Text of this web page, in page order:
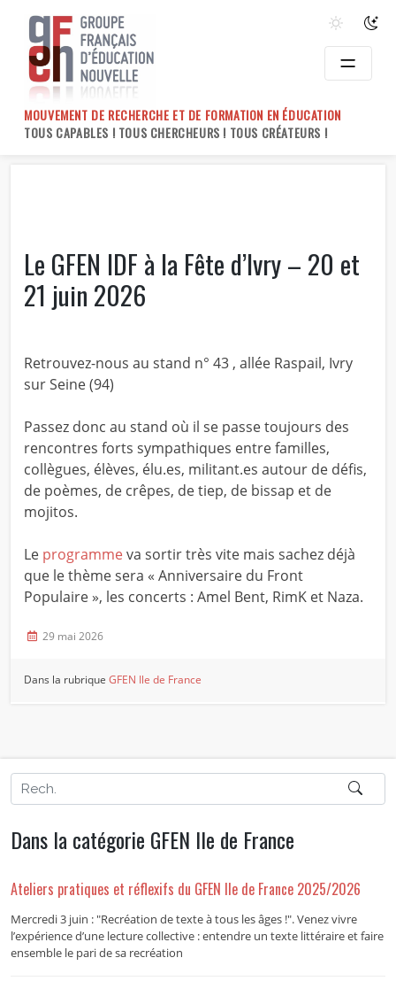
content
MOUVEMENT DE RECHERCHE ET DE FORMATION EN ÉDUCATION
TOUS CAPABLES ! TOUS CHERCHEURS ! TOUS CRÉATEURS !
Le GFEN IDF à la Fête d’Ivry – 20 et
21 juin 2026
Retrouvez-nous au stand n° 43 , allée Raspail, Ivry
sur Seine (94)
Passez donc au stand où il se passe toujours des
rencontres forts sympathiques entre familles,
collègues, élèves, élu.es, militant.es autour de défis,
de poèmes, de crêpes, de tiep, de bissap et de
mojitos.
Le programmeva sortir très vite mais sachez déjà
que le thème sera « Anniversaire du Front
Populaire », les concerts : Amel Bent, RimK et Naza.
29 mai 2026
Dans la rubriqueGFEN Ile de France
Dans la catégorie GFEN Ile de France
Ateliers pratiques et réflexifs du GFEN Ile de France 2025/2026
Mercredi 3 juin : "Recréation de texte à tous les âges !". Venez vivre
l’expérience d’une lecture collective : entendre un texte littéraire et faire
ensemble le pari de sa recréation